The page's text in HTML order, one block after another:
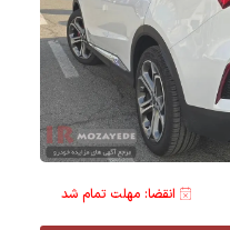
انقضا: مهلت تمام شد